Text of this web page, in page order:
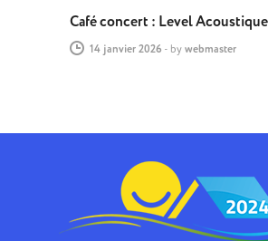
Café concert : Level Acoustique
14 janvier 2026 - by webmaster